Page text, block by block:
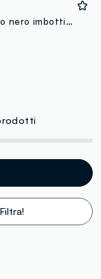
Reggiseno nero imbottito in cotone organico